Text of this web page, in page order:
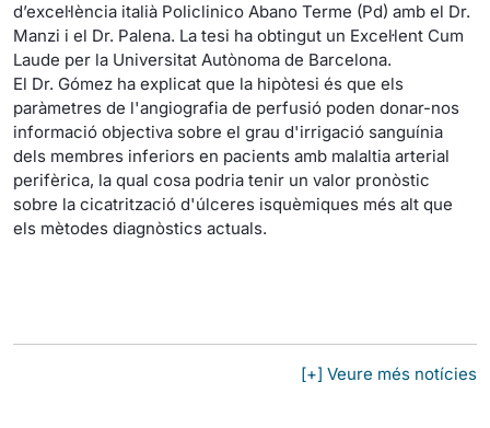
d’excel·lència italià Policlinico Abano Terme (Pd) amb el Dr.
Manzi i el Dr. Palena. La tesi ha obtingut un Excel·lent Cum
Laude per la Universitat Autònoma de Barcelona.
El Dr. Gómez ha explicat que la hipòtesi és que els
paràmetres de l'angiografia de perfusió poden donar-nos
informació objectiva sobre el grau d'irrigació sanguínia
dels membres inferiors en pacients amb malaltia arterial
perifèrica, la qual cosa podria tenir un valor pronòstic
sobre la cicatrització d'úlceres isquèmiques més alt que
els mètodes diagnòstics actuals.
[+] Veure més notícies